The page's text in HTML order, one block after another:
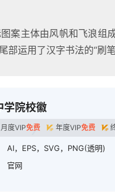
案主体由风帆和飞浪组
部运用了汉字书法的“
学院校徽
月度VIP免费 年度VIP免费
AI，EPS，SVG，PNG(透明)
官网